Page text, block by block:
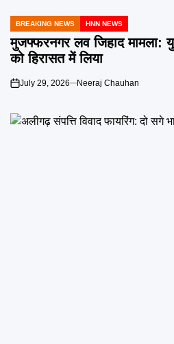
POSTED
IN
BREAKING NEWS HNN NEWS
मुजफ्फरनगर लव जिहाद मामला:
को हिरासत में लिया
on
July 29, 2026 Neeraj Chauhan